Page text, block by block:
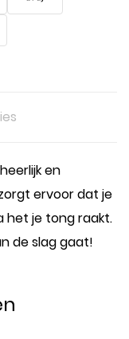
en
ervoor dat je
het je tong raakt.
de slag gaat!